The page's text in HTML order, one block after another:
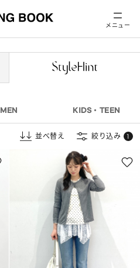
メニュー
MEN KIDS・TEEN
並べ替え 絞り込み 1